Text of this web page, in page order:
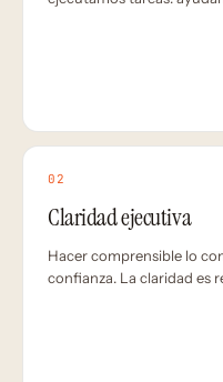
02
Claridad ejecutiva
Hacer comprensible lo
confianza. La claridad es